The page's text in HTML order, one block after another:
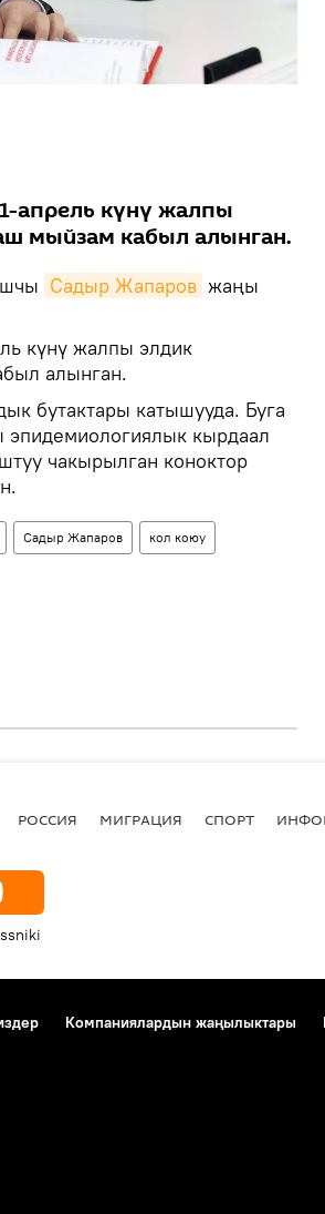
апрель күнү жалпы
мыйзам кабыл алынган.
Садыр Жапаров жаңы
күнү жалпы элдик
алынган.
бутактары катышууда. Буга
кырдаал
чакырылган коноктор
Садыр Жапаров кол коюу
РОССИЯ МИГРАЦИЯ СПОРТ
Компаниялардын жаңылыктары